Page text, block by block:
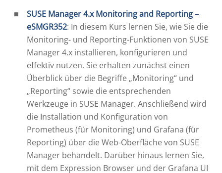
SUSE Manager 4.x Monitoring and Reporting –
eSMGR352: In diesem Kurs lernen Sie, wie Sie die
Monitoring- und Reporting-Funktionen von SUSE
Manager 4.x installieren, konfigurieren und
effektiv nutzen. Sie erhalten zunächst einen
Überblick über die Begriffe „Monitoring“ und
„Reporting“ sowie die entsprechenden
Werkzeuge in SUSE Manager. Anschließend wird
die Installation und Konfiguration von
Prometheus (für Monitoring) und Grafana (für
Reporting) über die Web-Oberfläche von SUSE
Manager behandelt. Darüber hinaus lernen Sie,
mit dem Expression Browser und der Grafana UI